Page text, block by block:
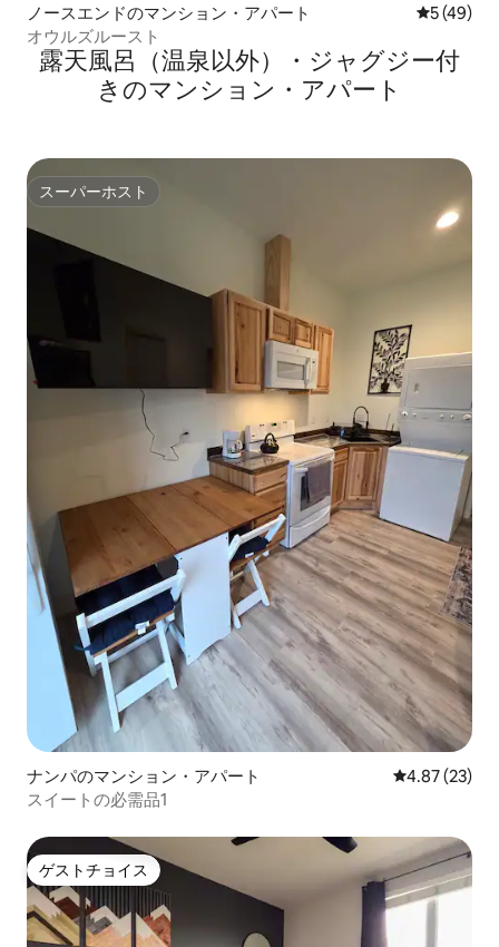
ノースエンドのマンション・アパート レビュー
5 (49)
オウルズルースト
露天風呂（温泉以外）・ジャグジー付
きのマンション・アパート
スーパーホスト
スーパーホスト
ナンパのマンション・アパート レビュー23
4.87 (23)
スイートの必需品1
ゲストチョイス
ゲストチョイス